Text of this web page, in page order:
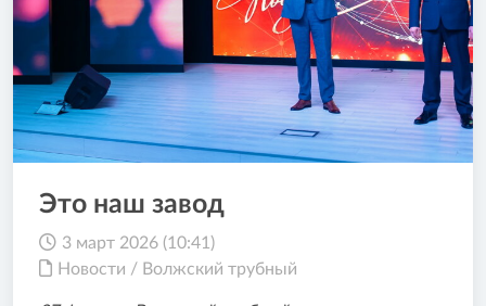
Это наш завод
3 март 2026 (10:41)
Новости / Волжский трубный